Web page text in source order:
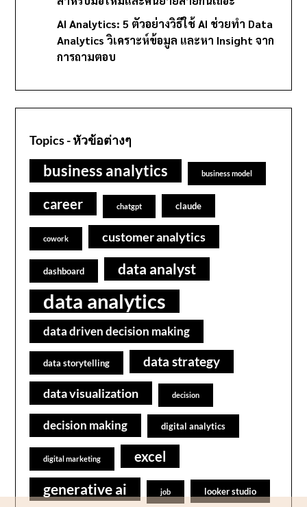
AI Analytics: 5 ตัวอย่างวิธีใช้ AI ช่วยทำ Data
Analytics วิเคราะห์ข้อมูล และหา Insight จาก
การถามตอบ
Topics - หัวข้อต่างๆ
business analytics business model
career chatgpt claude
cowork customer analytics
dashboard data analyst
data analytics
data driven decision making
data storytelling data strategy
data visualization decision
decision making digital analytics
digital marketing excel
generative ai job looker studio